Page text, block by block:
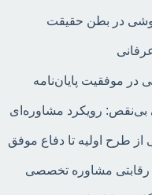
در بطن حقیقت
موفقیت پایان‌نامه
بی‌نقص: رویکرد مشاوره‌ای
طرح اولیه تا دفاع موفق
رقابتی مشاوره تخصصی